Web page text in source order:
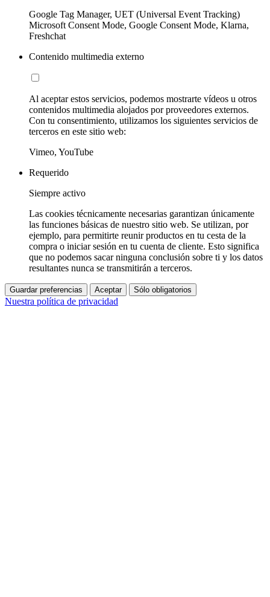
Google Tag Manager, UET (Universal Event Tracking)
Microsoft Consent Mode, Google Consent Mode, Klarna,
Freshchat
Contenido multimedia externo
Al aceptar estos servicios, podemos mostrarte vídeos u otros
contenidos multimedia alojados por proveedores externos.
Con tu consentimiento, utilizamos los siguientes servicios de
terceros en este sitio web:
Vimeo, YouTube
Requerido
Siempre activo
Las cookies técnicamente necesarias garantizan únicamente
las funciones básicas de nuestro sitio web. Se utilizan, por
ejemplo, para permitirte reunir productos en tu cesta de la
compra o iniciar sesión en tu cuenta de cliente. Esto significa
que no podemos sacar ninguna conclusión sobre ti y los datos
resultantes nunca se transmitirán a terceros.
Guardar preferencias Aceptar Sólo obligatorios
Nuestra política de privacidad